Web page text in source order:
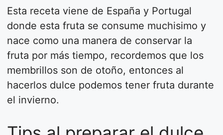
Esta receta viene de España y Portugal
donde esta fruta se consume muchisimo y
nace como una manera de conservar la
fruta por más tiempo, recordemos que los
membrillos son de otoño, entonces al
hacerlos dulce podemos tener fruta durante
el invierno.